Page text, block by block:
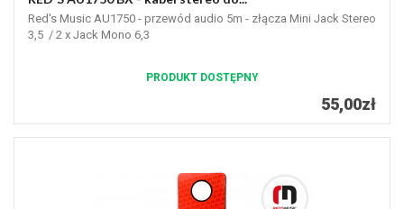
Red's Music AU1750 - przewód audio 5m - złącza Mini Jack Stereo
3,5 / 2 x Jack Mono 6,3
PRODUKT DOSTĘPNY
55,00zł